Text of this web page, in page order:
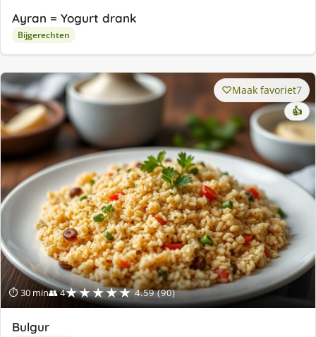
Ayran = Yogurt drank
Bijgerechten
⏱ 30 min👥 4★★★★★ 4.59 (90)
Maak favoriet7
👍
Bulgur